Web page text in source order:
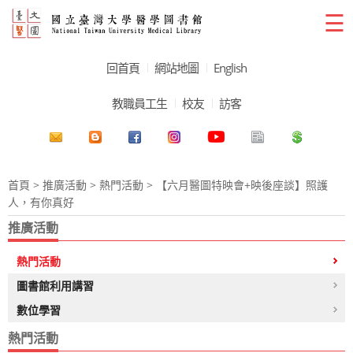
☰
回首頁 網站地圖 English
教職員工生 校友 訪客
首頁 > 推廣活動 > 熱門活動 > 【六月醫圖特映會+映後座談】照護
人，有你真好
推廣活動
熱門活動
圖書館利用講習
數位學習
熱門活動